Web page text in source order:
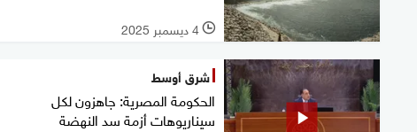
l 4 ديسمبر 2025
شرق أوسط
الحكومة المصرية: جاهزون لكل
سيناريوهات أزمة سد النهضة